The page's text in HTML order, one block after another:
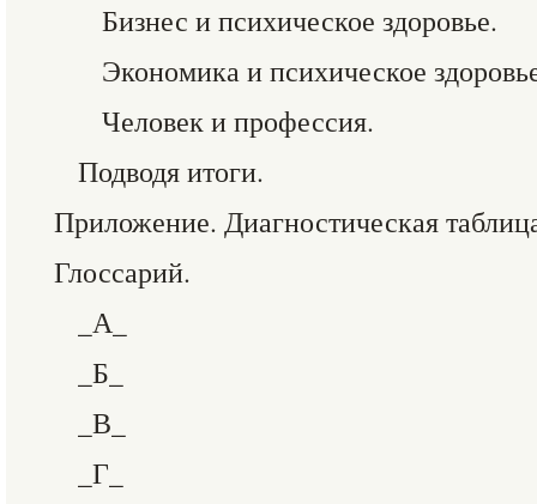
Бизнес и психическое здоровье.
Экономика и психическое
Человек и профессия.
Подводя итоги.
Приложение. Диагностическая
Глоссарий.
_А_
_Б_
_В_
_Г_